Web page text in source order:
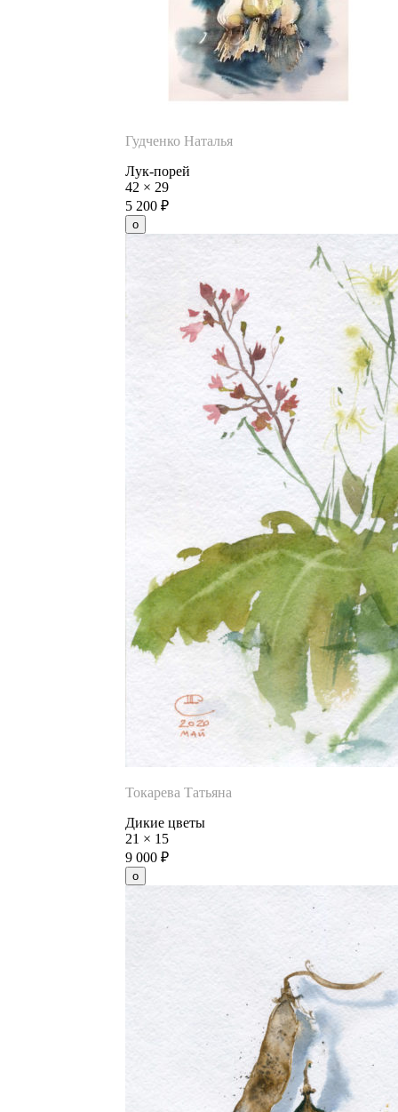
Гудченко Наталья
Лук-порей
42 × 29
5 200 ₽
Токарева Татьяна
Дикие цветы
21 × 15
9 000 ₽